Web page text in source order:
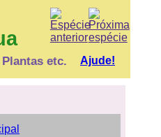
Plantas etc. Ajude!